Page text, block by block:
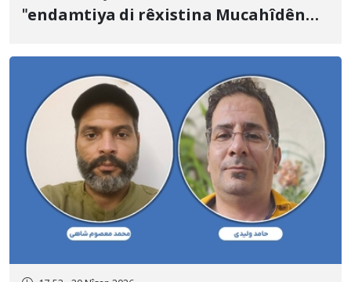
"endamtiya di rêxistina Mucahîdên
îdamkirin.